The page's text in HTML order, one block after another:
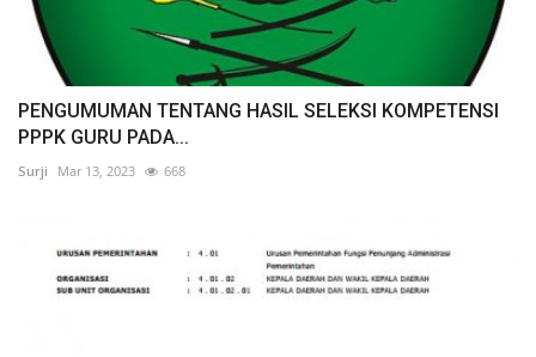
PENGUMUMAN TENTANG HASIL SELEKSI KOMPETENSI
PPPK GURU PADA...
Surji Mar 13, 2023 668